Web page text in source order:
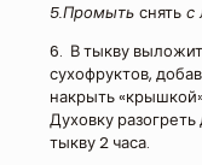
5.Промыть снять с
6. В тыкву
сухофруктов,
накрыть
Духовку разогреть
тыкву 2 часа.